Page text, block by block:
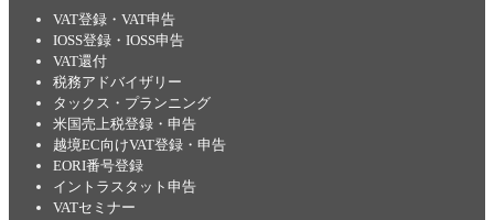
VAT登録・VAT申告
IOSS登録・IOSS申告
VAT還付
税務アドバイザリー
タックス・プランニング
米国売上税登録・申告
越境EC向けVAT登録・申告
EORI番号登録
イントラスタット申告
VATセミナー